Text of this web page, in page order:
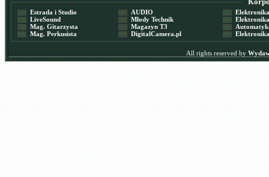
Estrada i Studio
LiveSound
Mag. Gitarzysta
Mag. Perkusista
AUDIO
Młody Technik
Magazyn T3
DigitalCamera.pl
Elektronika
Elektronika
Automatyka
Elektronika
All rights reserved by